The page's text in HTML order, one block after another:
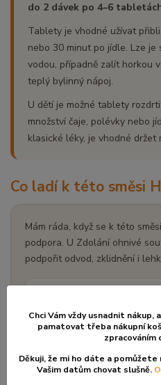
do 2 dávek po 4–6
Tablety je vhodné užívat
nebo 30 minut po jídle. Lze
vodou, případně zalít horkou
teplý bylinný nápoj.
U dětí je možné tablety
množství čaje, polévky nebo
klasické léky, je vhodné
Co ladí k této směsi
Mám ráda, když se k této
podpora. U Zdolání ohnivé
podpořit odvod, zklidnění i
Proud života
Čaj, který pomáhá
v těle.
Chci Vám vždy usnadnit
pamatovat třeba nákupní
zpracováním
Děkuji, že mi ho dáte a
Vašim datům chovat slušně.